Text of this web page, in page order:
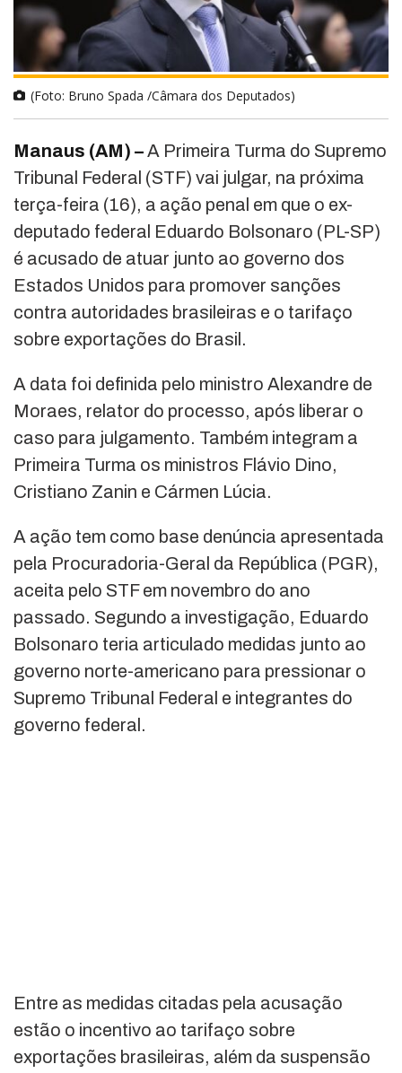
(Foto: Bruno Spada /Câmara dos Deputados)
Manaus (AM) –A Primeira Turma do Supremo
Tribunal Federal (STF) vai julgar, na próxima
terça-feira (16), a ação penal em que o ex-
deputado federal Eduardo Bolsonaro (PL-SP)
é acusado de atuar junto ao governo dos
Estados Unidos para promover sanções
contra autoridades brasileiras e o tarifaço
sobre exportações do Brasil.
A data foi definida pelo ministro Alexandre de
Moraes, relator do processo, após liberar o
caso para julgamento. Também integram a
Primeira Turma os ministros Flávio Dino,
Cristiano Zanin e Cármen Lúcia.
A ação tem como base denúncia apresentada
pela Procuradoria-Geral da República (PGR),
aceita pelo STF em novembro do ano
passado. Segundo a investigação, Eduardo
Bolsonaro teria articulado medidas junto ao
governo norte-americano para pressionar o
Supremo Tribunal Federal e integrantes do
governo federal.
Entre as medidas citadas pela acusação
estão o incentivo ao tarifaço sobre
exportações brasileiras, além da suspensão